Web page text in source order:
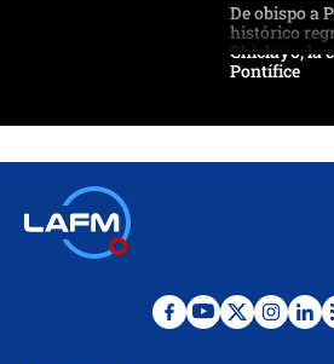
De obispo a
histórico
Chiclayo, la
Pontífice
¿La posesión